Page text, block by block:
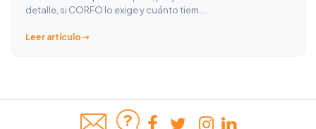
detalle, si CORFO lo exige y cuánto tiem…
Leer artículo